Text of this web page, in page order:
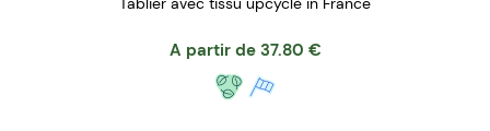
A partir de 37.80 €